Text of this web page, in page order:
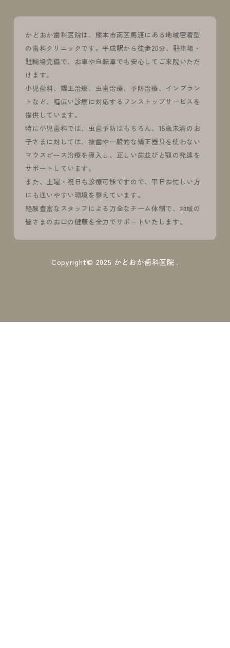
かどおか歯科医院は、熊本市南区馬渡にある地域密着型
の歯科クリニックです。平成駅から徒歩20分、駐車場・
駐輪場完備で、お車や自転車でも安心してご来院いただ
けます。
小児歯科、矯正治療、虫歯治療、予防治療、インプラン
トなど、幅広い診療に対応するワンストップサービスを
提供しています。
特に小児歯科では、虫歯予防はもちろん、15歳未満のお
子さまに対しては、抜歯や一般的な矯正器具を使わない
マウスピース治療を導入し、正しい歯並びと顎の発達を
サポートしています。
また、土曜・祝日も診療可能ですので、平日お忙しい方
にも通いやすい環境を整えています。
経験豊富なスタッフによる万全なチーム体制で、地域の
皆さまのお口の健康を全力でサポートいたします。
Copyright© 2025 かどおか歯科医院 .